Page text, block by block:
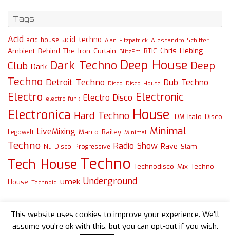
Tags
Acid acid house acid techno Alan Fitzpatrick Alessandro Schiffer
Ambient Behind The Iron Curtain BlitzFm BTIC Chris Liebing
Club Dark Dark Techno Deep House Deep
Techno Detroit Techno Disco Disco House Dub Techno
Electro electro-funk Electro Disco Electronic
Electronica Hard Techno House IDM Italo Disco
Legowelt LiveMixing Marco Bailey Minimal Minimal
Techno Nu Disco Progressive Radio Show Rave Slam
Tech House Techno Technodisco Mix Techno
House Technoid umek Underground
This website uses cookies to improve your experience. We'll
assume you're ok with this, but you can opt-out if you wish.